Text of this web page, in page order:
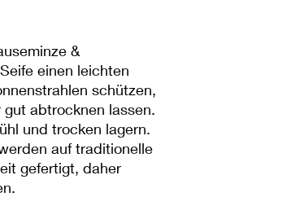
&
einen leichten
schützen,
abtrocknen lassen.
und trocken lagern.
auf traditionelle
gefertigt, daher